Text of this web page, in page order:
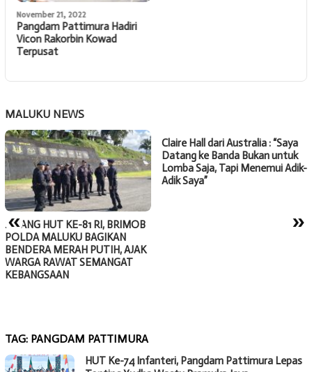
November 21, 2022
Pangdam Pattimura Hadiri
Vicon Rakorbin Kowad
Terpusat
MALUKU NEWS
« »
JELANG HUT KE-81 RI, BRIMOB
POLDA MALUKU BAGIKAN
BENDERA MERAH PUTIH, AJAK
WARGA RAWAT SEMANGAT
KEBANGSAAN
Claire Hall dari Australia : “Saya
Datang ke Banda Bukan untuk
Lomba Saja, Tapi Menemui Adik-
Adik Saya”
TAG: PANGDAM PATTIMURA
HUT Ke-74 Infanteri, Pangdam Pattimura Lepas